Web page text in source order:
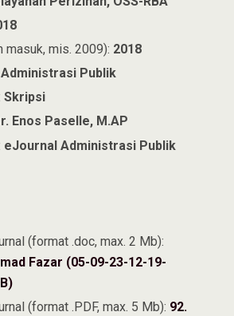
masuk, mis. 2009): 2018
Administrasi Publik
Skripsi
Enos Paselle, M.AP
eJournal Administrasi Publik
(format .doc, max. 2 Mb):
Fazar (05-09-23-12-19-
(format .PDF, max. 5 Mb): 92.